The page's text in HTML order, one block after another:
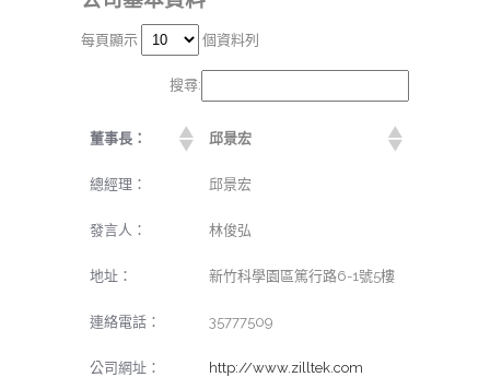
每頁顯示 個資料列
搜尋:
董事長： 邱景宏
總經理： 邱景宏
發言人： 林俊弘
地址： 新竹科學園區篤行路6-1號5樓
連絡電話： 35777509
公司網址： http://www.zilltek.com